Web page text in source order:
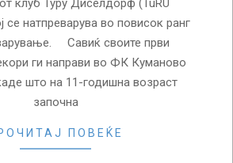
се натпреварува во повисок ранг
Савиќ своите први
ги направи во ФК Куманово
што на 11-годишна возраст
започна
ПОВЕЌЕ